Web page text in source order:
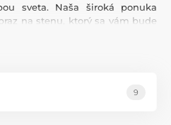
sveta. Naša široká ponuka
na stenu, ktorý sa vám bude
populárny. Vďaka možnosti
9